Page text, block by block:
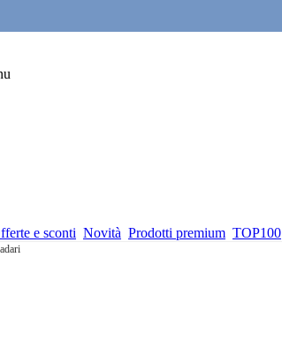
e sconti Novità Prodotti premium TOP100